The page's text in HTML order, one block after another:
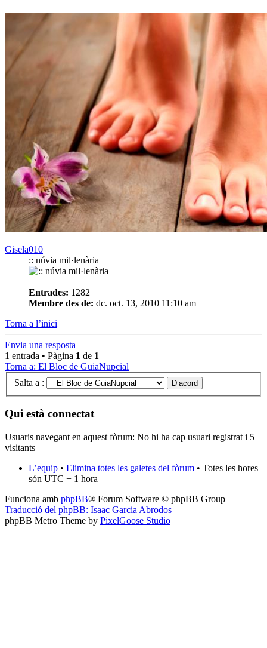
Gisela010
:: núvia mil·lenària
Entrades: 1282
Membre des de: dc. oct. 13, 2010 11:10 am
Torna a l’inici
Envia una resposta
1 entrada • Pàgina 1 de 1
Torna a: El Bloc de GuiaNupcial
Salta a :
Qui està connectat
Usuaris navegant en aquest fòrum: No hi ha cap usuari registrat i 5
visitants
L’equip • Elimina totes les galetes del fòrum • Totes les hores
són UTC + 1 hora
Funciona amb phpBB® Forum Software © phpBB Group
Traducció del phpBB: Isaac Garcia Abrodos
phpBB Metro Theme by PixelGoose Studio